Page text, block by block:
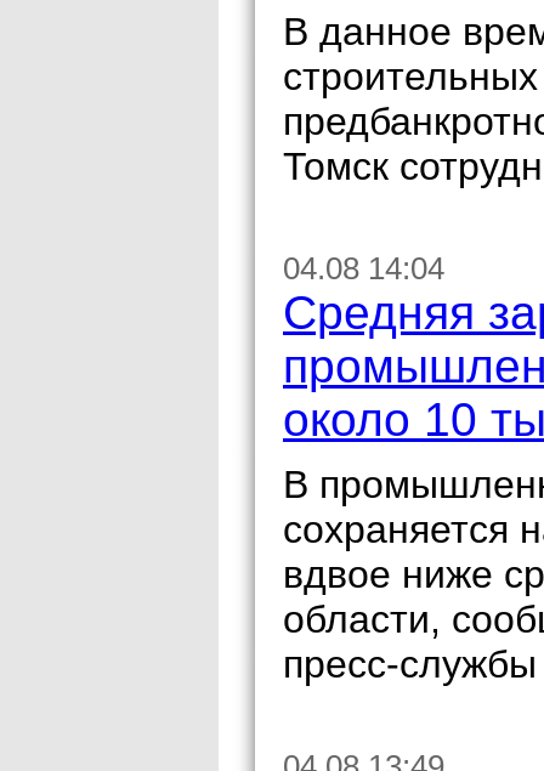
В данное
Томск
04.08 14:04
Средняя
около 10
В
сохраняется
вдвое ниже
области,
пресс-